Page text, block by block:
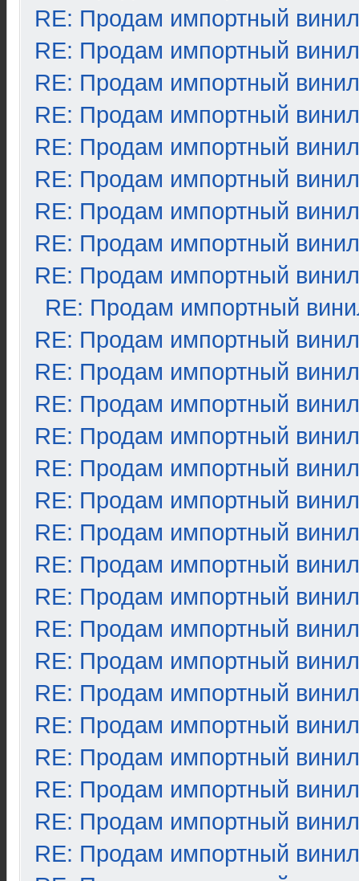
RE: Продам импортный винил
RE: Продам импортный винил
RE: Продам импортный винил
RE: Продам импортный винил
RE: Продам импортный винил
RE: Продам импортный винил
RE: Продам импортный винил
RE: Продам импортный винил
RE: Продам импортный винил
RE: Продам импортный
RE: Продам импортный винил
RE: Продам импортный винил
RE: Продам импортный винил
RE: Продам импортный винил
RE: Продам импортный винил
RE: Продам импортный винил
RE: Продам импортный винил
RE: Продам импортный винил
RE: Продам импортный винил
RE: Продам импортный винил
RE: Продам импортный винил
RE: Продам импортный винил
RE: Продам импортный винил
RE: Продам импортный винил
RE: Продам импортный винил
RE: Продам импортный винил
RE: Продам импортный винил